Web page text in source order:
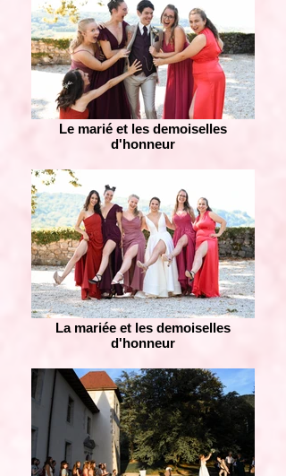
Le marié et les demoiselles
d'honneur
La mariée et les demoiselles
d'honneur